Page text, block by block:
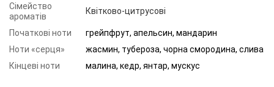
Іскристі цитрусові нотки заряджають енергією і мотивують
Сімейство
ароматів
Квітково-цитрусові
Початкові ноти
грейпфрут, апельсин, мандарин
Ноти «серця»
жасмин, тубероза, чорна смородина, слива
Кінцеві ноти
малина, кедр, янтар, мускус